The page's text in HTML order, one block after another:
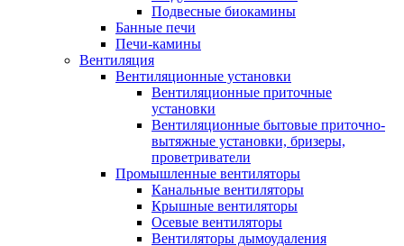
Подвесные биокамины
Банные печи
Печи-камины
Вентиляция
Вентиляционные установки
Вентиляционные приточные
установки
Вентиляционные бытовые приточно-
вытяжные установки, бризеры,
проветриватели
Промышленные вентиляторы
Канальные вентиляторы
Крышные вентиляторы
Осевые вентиляторы
Вентиляторы дымоудаления